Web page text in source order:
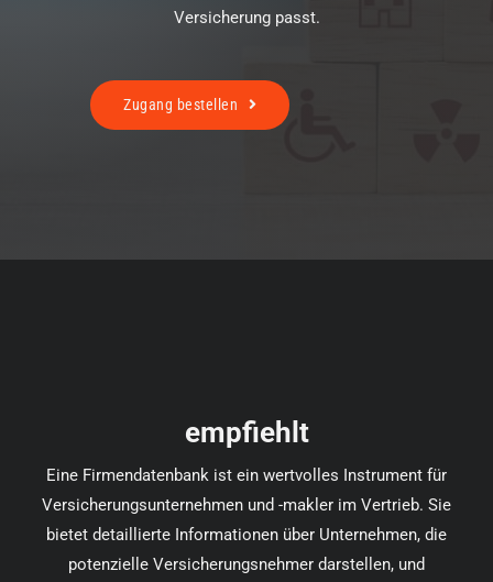
Versicherung passt.
Zugang bestellen
empfiehlt
Eine Firmendatenbank ist ein wertvolles Instrument für
Versicherungsunternehmen und -makler im Vertrieb. Sie
bietet detaillierte Informationen über Unternehmen, die
potenzielle Versicherungsnehmer darstellen, und